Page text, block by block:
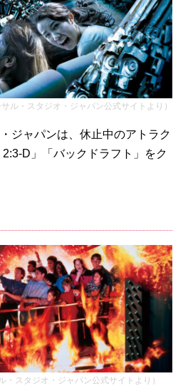
ル・スタジオ・ジャパン公式サイトより）
ジャパンは、休止中のアトラク
D」「バックドラフト」をク
・スタジオ・ジャパン公式サイトより）